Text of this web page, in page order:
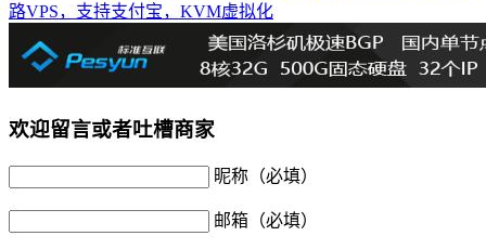
路VPS，支持支付宝，KVM虚拟化
欢迎留言或者吐槽商家
昵称（必填）
邮箱（必填）